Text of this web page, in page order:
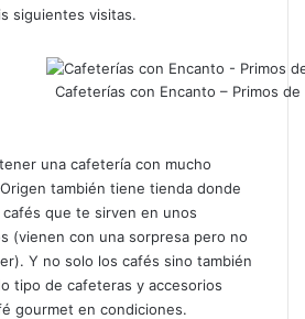
siguientes visitas.
Cafeterías con Encanto – Primos de
una cafetería con mucho
también tiene tienda donde
que te sirven en unos
(vienen con una sorpresa pero no
Y no solo los cafés sino también
tipo de cafeteras y accesorios
gourmet en condiciones.